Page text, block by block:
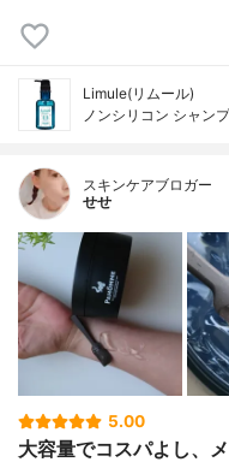
Limule(リムール)
ノンシリコン シャン
スキンケアブロガー
せせ
5.00
大容量でコスパよし、